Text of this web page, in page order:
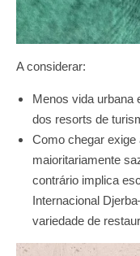
A considerar:
Menos vida urbana
dos resorts de
Como chegar exige
maioritariamente
contrário implica
Internacional
variedade de